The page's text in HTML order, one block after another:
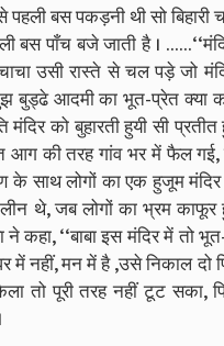
बस पकड़नी थी सो बिहारी
पाँच बजे जाती है ।
उसी रास्ते से चल पड़े जो
बुड्ढे आदमी का भूत-प्रेत क्या
को बुहारती हुयी सी
आग की तरह गांव भर में फैल गई,
साथ लोगों का एक हुजूम मंदिर
थे, जब लोगों का भ्रम
ने कहा, ‘‘बाबा इस मंदिर में तो
नहीं, मन में है ,उसे निकाल दो
तो पूरी तरह नहीं टूट सका,